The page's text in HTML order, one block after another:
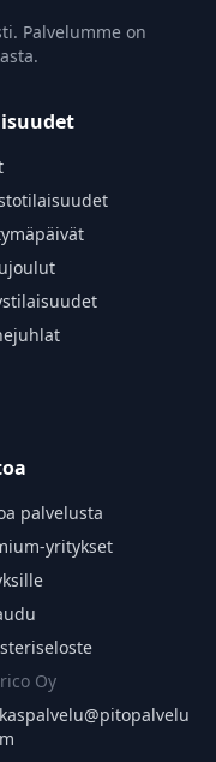
Palvelumme on
palvelusta
yritykset
Oy
pitopalvelu